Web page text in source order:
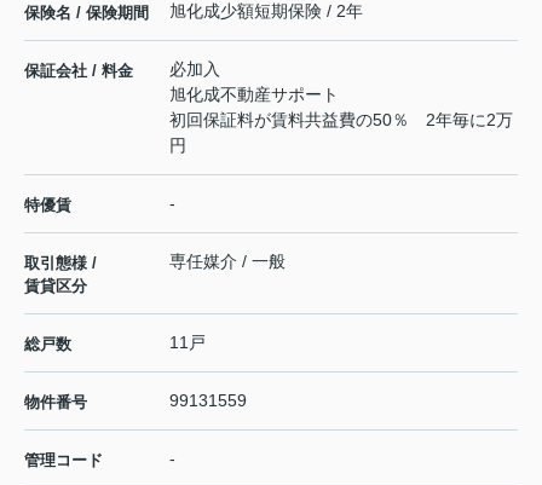
保険名 / 保険期間 旭化成少額短期保険 / 2年
保証会社 / 料金
必加入
旭化成不動産サポート
初回保証料が賃料共益費の50％ 2年毎に2万
円
特優賃 -
取引態様 /
賃貸区分
専任媒介 / 一般
総戸数 11戸
物件番号 99131559
管理コード -